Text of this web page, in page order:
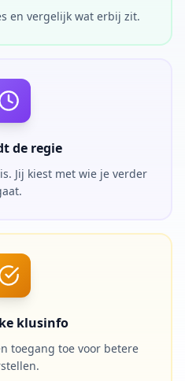
en vergelijk wat erbij zit.
de regie
Jij kiest met wie je verder
klusinfo
toegang toe voor betere